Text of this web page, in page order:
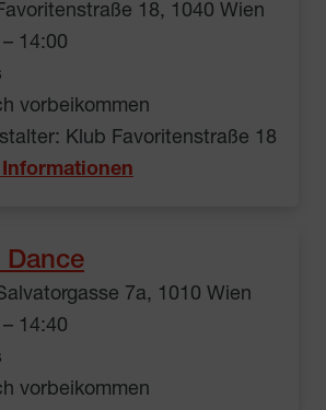
18, 1040 Wien
14:00
vorbeikommen
Klub Favoritenstraße 18
Informationen
Dance
7a, 1010 Wien
14:40
vorbeikommen